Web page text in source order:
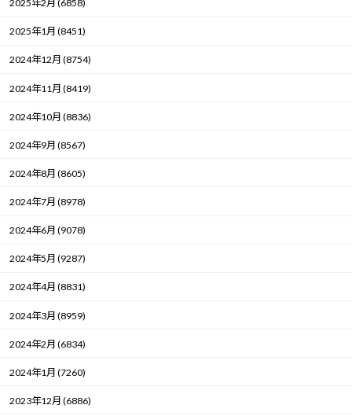
2025年2月 (6858)
2025年1月 (8451)
2024年12月 (8754)
2024年11月 (8419)
2024年10月 (8836)
2024年9月 (8567)
2024年8月 (8605)
2024年7月 (8978)
2024年6月 (9078)
2024年5月 (9287)
2024年4月 (8831)
2024年3月 (8959)
2024年2月 (6834)
2024年1月 (7260)
2023年12月 (6886)